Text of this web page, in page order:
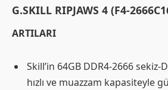
G.SKILL RIPJAWS 4 (F4-
ARTILARI
Skill’in 64GB DDR4-2666
hızlı ve muazzam kapasiteyle